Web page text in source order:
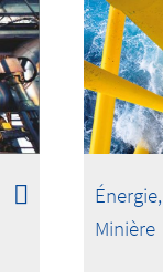
Minière